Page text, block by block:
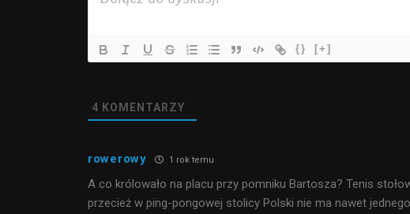
{} [+]
4 KOMENTARZY
rowerowy 1 rok temu
A co królowało na placu przy pomniku Bartosza? Tenis
przecież w ping-pongowej stolicy Polski nie ma nawet